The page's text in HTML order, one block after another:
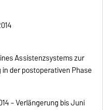
Assistenzsystems zur
der postoperativen Phase
– Verlängerung bis Juni